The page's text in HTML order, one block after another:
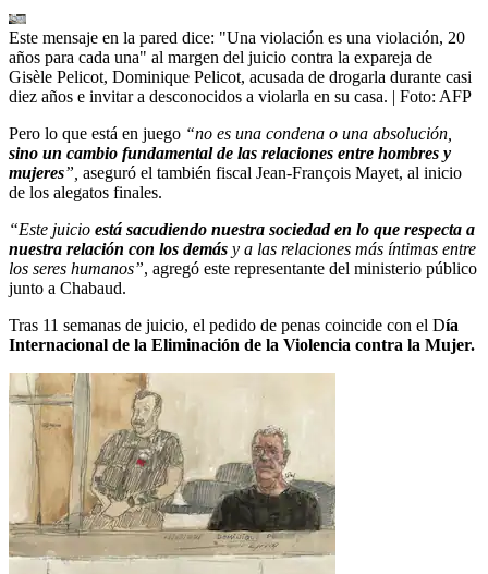
Este mensaje en la pared dice: "Una violación es una violación, 20
años para cada una" al margen del juicio contra la expareja de
Gisèle Pelicot, Dominique Pelicot, acusada de drogarla durante casi
diez años e invitar a desconocidos a violarla en su casa. | Foto: AFP
Pero lo que está en juego “no es una condena o una absolución,
sino un cambio fundamental de las relaciones entre hombres y
mujeres”, aseguró el también fiscal Jean-François Mayet, al inicio
de los alegatos finales.
“Este juicio está sacudiendo nuestra sociedad en lo que respecta a
nuestra relación con los demás y a las relaciones más íntimas entre
los seres humanos”, agregó este representante del ministerio público
junto a Chabaud.
Tras 11 semanas de juicio, el pedido de penas coincide con el Día
Internacional de la Eliminación de la Violencia contra la Mujer.